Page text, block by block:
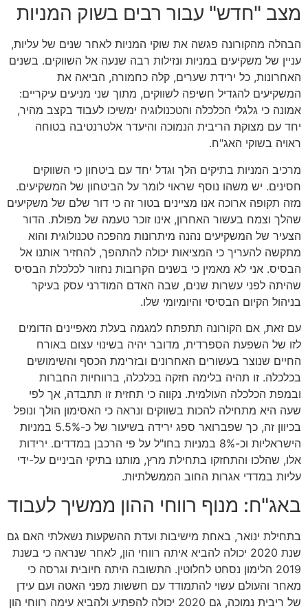
מצב "חדש" עבור רבים בשוק המניות
הבהלה מהקורונה פגשה את שוקי המניות לאחר שנים של עליות,
עניין של משקיעים במניות ונזילות רבה שנעה אל השווקים. בשנים
האחרונות, כל ירידת שערים, קלה כחמורה, הביאה את
המשקיעים להגדיל חשיפה לשווקים, מתוך שני מניעים עיקריים:
אמונה כי גלגלי הכלכלה והטכנולוגיה ימשיכו לעבוד בקצב מהיר,
יחד עם מצוקת הריבית הנמוכה והיעדר אלטרנטיבה בטוחה
ראויה בשוקי האג"ח.
מרכיב המניות בתיקים הלך וגדל יחד עם ביטחון כי השווקים
חסינים. יש משהו נוסף שראוי לומר על הביטחון של המשקיעים.
מזה תקופה ארוכה אנו מציינים בטור זה כי דור שלם של משקיעים
שהלך וצמח בעשור האחרון, אינו זוכר טעמה של מפולת. הדור
הצעיר של המשקיעים נהנה מיתרונות מהפכה טכנולוגית והוא
מתקשה להעריך כי המציאות יכולה להתהפך, להחזיר אותנו אל
הבסיס. אני לא מאמין כי בשנים הקרובות נחזור לכלכלת הבסיס
שהיתה לפני עשרות שנים, שבה האדם המודרני עסק בעיקר
בניהול הקיום הבסיסי והיומיומי שלו.
עם זאת, אם הקורונה תתפתח למגמה בעלת מאפיינים הדומים
לזו של השפעת הספרדית, מדובר יהיה בשינוי עצום באורח
החיים שנוצר בעשורים האחרונים ובזרימת הכסף והשימושים
בכלכלה. זו תהיה בלימה חזקה בכלכלה, ברווחיות החברות
ובמפת הכלכלה העולמית. נקווה כי תחזית זו תתבדה, אך לפי
שעה היא מתחילה להכות בשווקים ונראה כי האסימון הולך ונופל
בכיוון זה, כך שפברואר ספג ירידה בשיעור של כ-5.5% במניות
הישראליות וכ-8% במניות בחו"ל על פי הרכבן במדדים. ירידות
אלו, שהלכו והתחזקו בתחילת מרץ, מותנו בתיקי הביניים על-ידי
עליות במדדי אגרות החוב הממשלתיות.
באג"ח: מנוף רווחי ההון ממשיך לעבוד
בתחילת ינואר, באחת מישיבות ועדת ההשקעות נשאלתי האם גם
שנת 2020 יכולה להביא איתה רווחי הון, לאחר שנראה כי בשנת
2019 הלימון נסחט לחלוטין. התשובה היתה חיובית וגרסה כי
מאחר והעולם עשוי להתמודד עם חששות מפני האטה ועם עידן
של ריבית נמוכה, גם 2020 יכולה להפתיע ולהביא עימה רווחי הון